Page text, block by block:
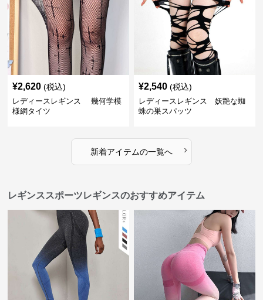
¥2,620 (税込)
レディースレギンス 幾何学模
様網タイツ
¥2,540 (税込)
レディースレギンス 妖艶な蜘
蛛の巣スパッツ
新着アイテムの一覧へ ›
レギンススポーツレギンスのおすすめアイテム